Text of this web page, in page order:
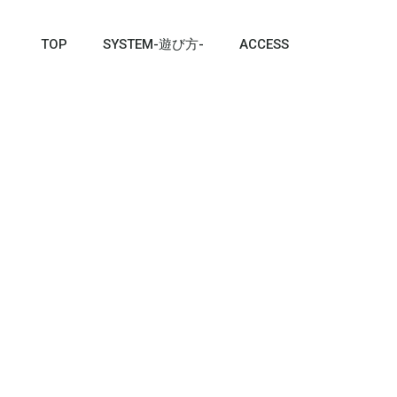
TOP SYSTEM-遊び方- ACCESS